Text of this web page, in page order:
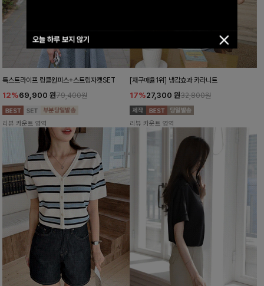
오늘 하루 보지 않기
특스트라이프 링클원피스+스트링자켓SET
12%69,900 원79,400원
리뷰 카운트 영역
[재구매율1위] 냉감효과 카라니트
17%27,300 원32,800원
리뷰 카운트 영역